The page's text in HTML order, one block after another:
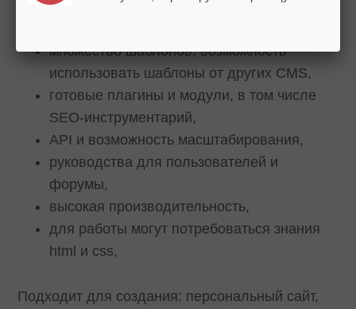
множество шаблонов, возможность
использовать шаблоны от других CMS,
готовые плагины и модули, в том числе
SEO-инструментарий,
API и возможность масштабирования,
руководства для пользователей и
форумы,
высокая производительность,
для работы могут потребоваться знания
html и css,
Подходит для создания: персональный сайт,